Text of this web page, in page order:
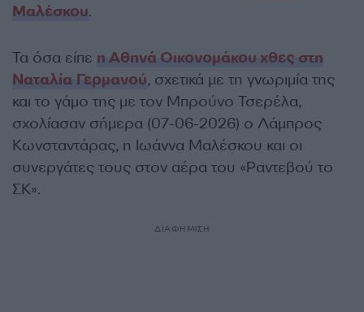
Μαλέσκου.
Τα όσα είπε η Αθηνά Οικονομάκου χθες στη
Ναταλία Γερμανού, σχετικά με τη γνωριμία της
και το γάμο της με τον Μπρούνο Τσερέλα,
σχολίασαν σήμερα (07-06-2026) ο Λάμπρος
Κωνσταντάρας, η Ιωάννα Μαλέσκου και οι
συνεργάτες τους στον αέρα του «Ραντεβού το
ΣΚ».
ΔΙΑΦΗΜΙΣΗ